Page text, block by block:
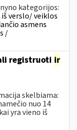
kategorijos:
verslo/ veiklos
asmens
/
registruoti ir
skelbiama:
nuo 14
yra vieno iš